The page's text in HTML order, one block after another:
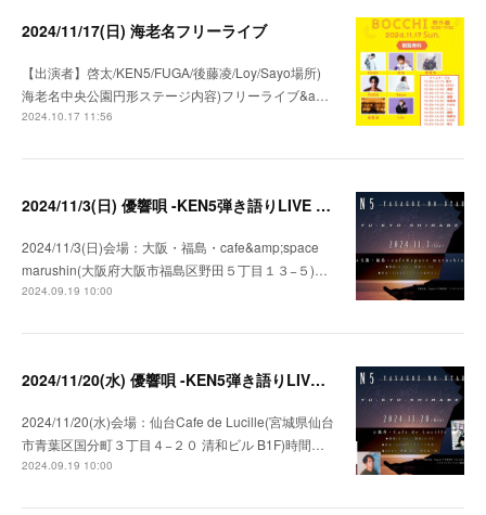
2024/11/17(日) 海老名フリーライブ
【出演者】啓太/KEN5/FUGA/後藤凌/Loy/Sayo場所)
海老名中央公園円形ステージ内容)フリーライブ&a…
2024.10.17 11:56
2024/11/3(日) 優響唄 -KEN5弾き語りLIVE in 大阪-
2024/11/3(日)会場：大阪・福島・cafe&amp;space
marushin(大阪府大阪市福島区野田５丁目１３−５)…
2024.09.19 10:00
2024/11/20(水) 優響唄 -KEN5弾き語りLIVE in 仙台-
2024/11/20(水)会場：仙台Cafe de Lucille(宮城県仙台
市青葉区国分町３丁目４−２０ 清和ビル B1F)時間…
2024.09.19 10:00